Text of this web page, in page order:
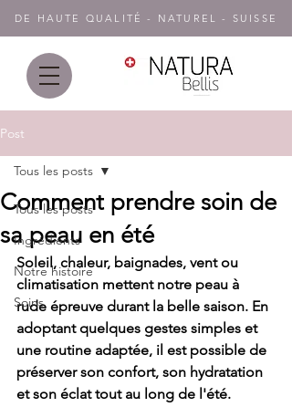
DE HAUTE QUALITÉ - NATUREL - SUISSE
Post
Tous les posts
Ingrédients
Notre histoire
Soins
Tous les posts
Comment prendre soin de
sa peau en été
Soleil, chaleur, baignades, vent ou
climatisation mettent notre peau à
rude épreuve durant la belle saison. En
adoptant quelques gestes simples et
une routine adaptée, il est possible de
préserver son confort, son hydratation
et son éclat tout au long de l'été.